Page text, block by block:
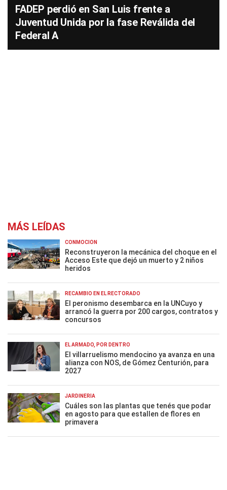
FADEP perdió en San Luis frente a
Juventud Unida por la fase Reválida del
Federal A
MÁS LEÍDAS
CONMOCIÓN
Reconstruyeron la mecánica del choque en el
Acceso Este que dejó un muerto y 2 niños
heridos
RECAMBIO EN EL RECTORADO
El peronismo desembarca en la UNCuyo y
arrancó la guerra por 200 cargos, contratos y
concursos
EL ARMADO, POR DENTRO
El villarruelismo mendocino ya avanza en una
alianza con NOS, de Gómez Centurión, para
2027
JARDINERÍA
Cuáles son las plantas que tenés que podar
en agosto para que estallen de flores en
primavera